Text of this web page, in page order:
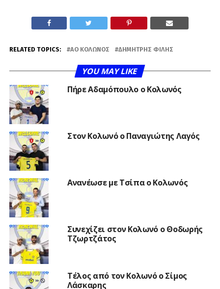
RELATED TOPICS: ΑΟ ΚΟΛΩΝΌΣ ΔΗΜΉΤΡΗΣ ΦΊΛΗΣ
YOU MAY LIKE
Πήρε Αδαμόπουλο ο Κολωνός
Στον Κολωνό ο Παναγιώτης Λαγός
Ανανέωσε με Τσίπα ο Κολωνός
Συνεχίζει στον Κολωνό ο Θοδωρής
Τζωρτζάτος
Τέλος από τον Κολωνό ο Σίμος
Λάσκαρης